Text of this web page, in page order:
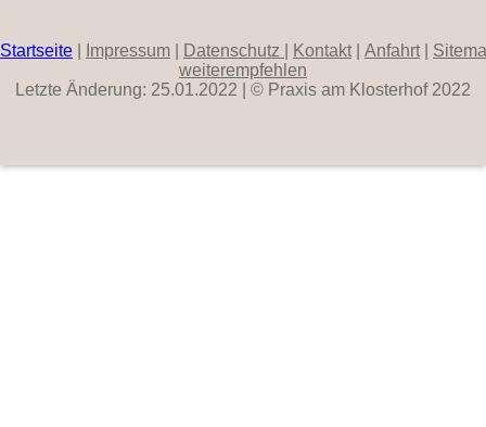
Startseite Impressum Datenschutz Kontakt Anfahrt
weiterempfehlen
Letzte Änderung: 25.01.2022 | © Praxis am Klosterhof 2022